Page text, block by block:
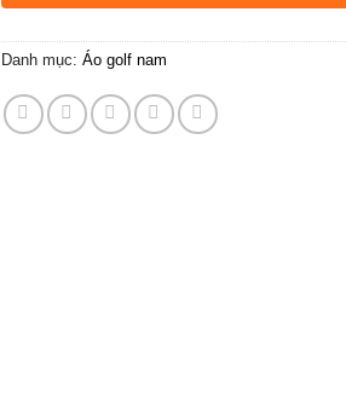
Danh mục: Áo golf nam